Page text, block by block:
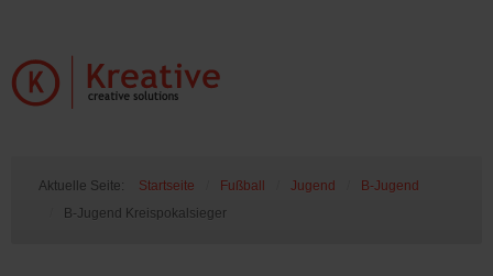
Aktuelle Seite: Startseite Fußball Jugend
B-Jugend
B-Jugend Kreispokalsieger